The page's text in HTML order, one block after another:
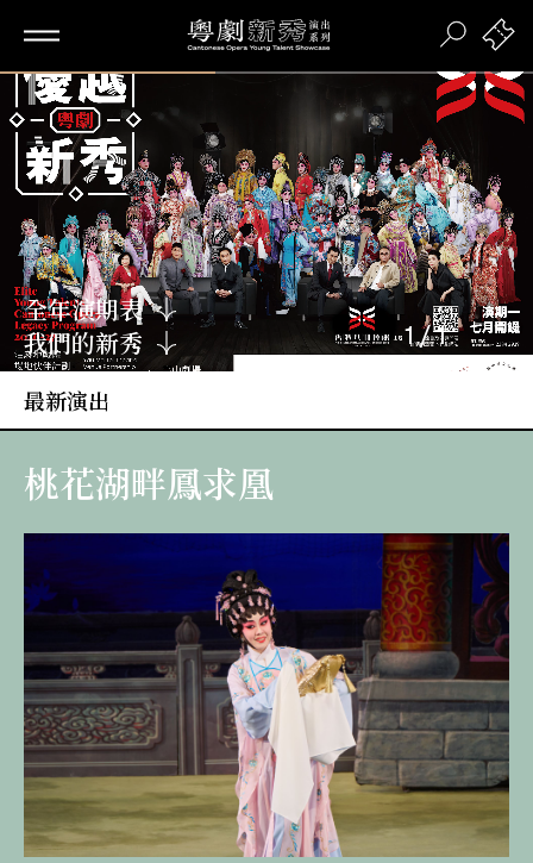
Loaded
100.00%
1 /1
全年演期表
我們的新秀
最新演出
桃花湖畔鳳求凰